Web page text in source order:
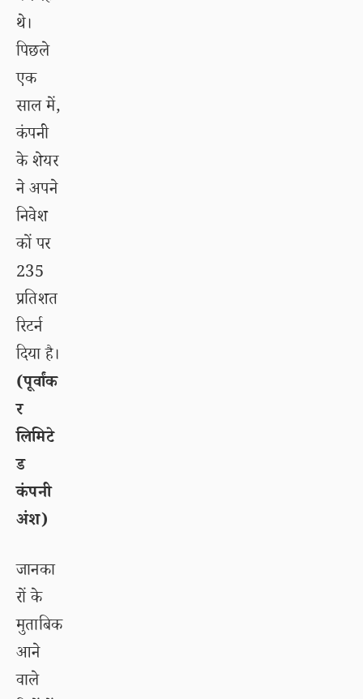
थे।
पिछले
एक
साल में,
कंपनी
के शेयर
ने अपने
निवेश
कों पर
235
प्रतिशत
रिटर्न
दिया है।
(पूर्वांक
र
लिमिटे
ड
कंपनी
अंश)
जानका
रों के
मुताबिक
आने
वाले